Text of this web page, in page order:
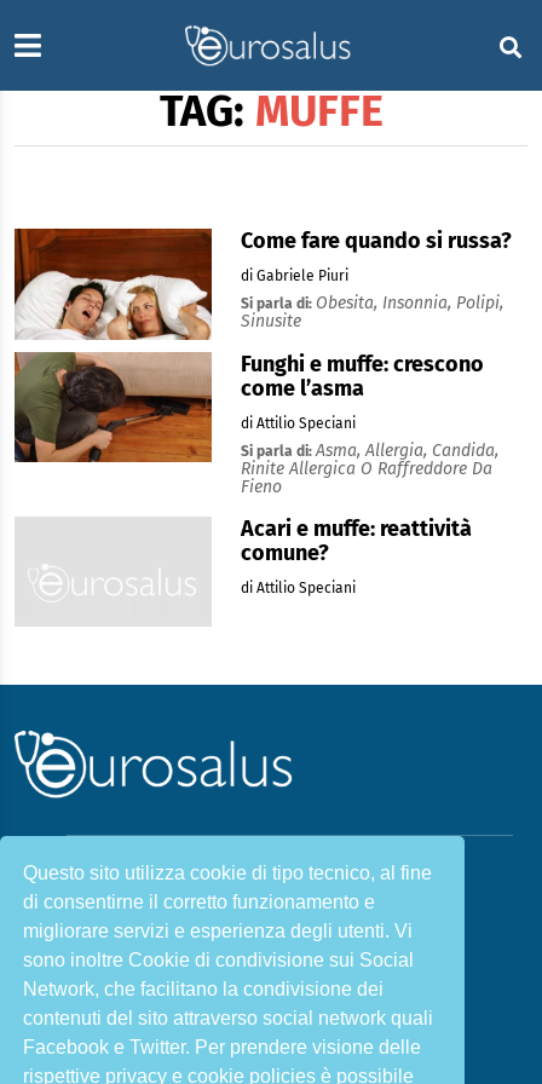
Questo sito utilizza cookie di tipo tecnico, al fine
di consentirne il corretto funzionamento e
migliorare servizi e esperienza degli utenti. Vi
sono inoltre Cookie di condivisione sui Social
Network, che facilitano la condivisione dei
contenuti del sito attraverso social network quali
Facebook e Twitter. Per prendere visione delle
rispettive privacy e cookie policies è possibile
TAG: MUFFE
Come fare quando si russa?
di Gabriele Piuri
Si parla di: Obesita, Insonnia, Polipi,
Sinusite
Funghi e muffe: crescono
come l’asma
di Attilio Speciani
Si parla di:Asma,Allergia, Candida,
Rinite Allergica O Raffreddore Da
Fieno
Acari e muffe: reattività
comune?
di Attilio Speciani
Malattie & Sintomi A - Z
Chi siamo Salute e Prevenzione
Nutrizione e Stili di vita Sport e Benessere
Cookie Policy L’angolo del dottore
L’esperto risponde Privacy Policy